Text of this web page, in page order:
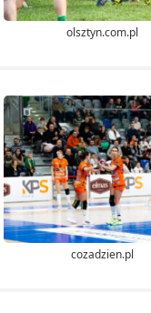
olsztyn.com.pl
cozadzien.pl